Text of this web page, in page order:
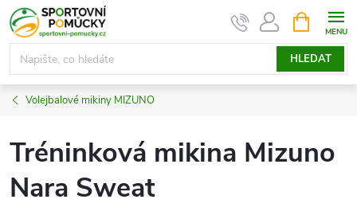
Přejít
na
obsah
HLEDAT
NÁKUPNÍ
KOŠÍK
Volejbalové mikiny MIZUNO
Tréninková mikina Mizuno
Nara Sweat